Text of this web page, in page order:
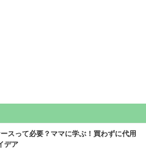
スって必要？ママに学ぶ！買わずに代用
デア